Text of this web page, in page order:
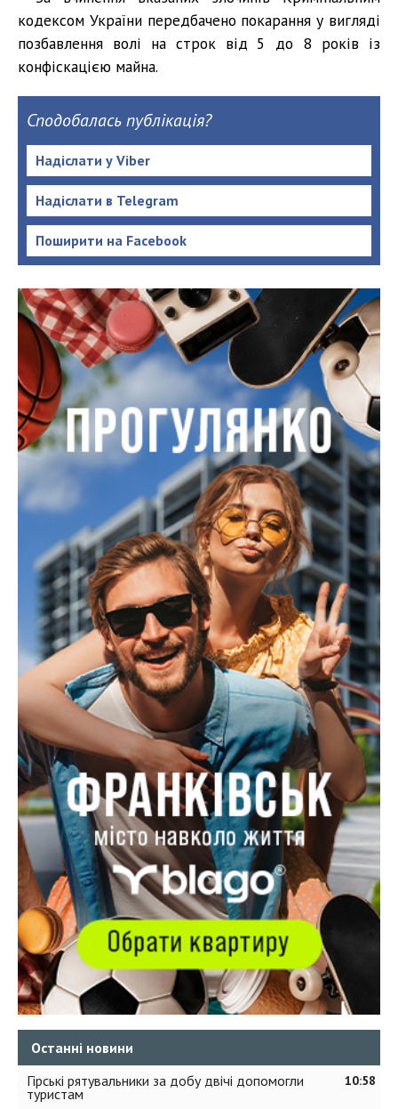
кодексом України передбачено покарання у вигляді
позбавлення волі на строк від 5 до 8 років із
конфіскацією майна.
Сподобалась публікація?
Надіслати у Viber
Надіслати в Telegram
Поширити на Facebook
Останні новини
10:58
Гірські рятувальники за добу двічі допомогли
туристам